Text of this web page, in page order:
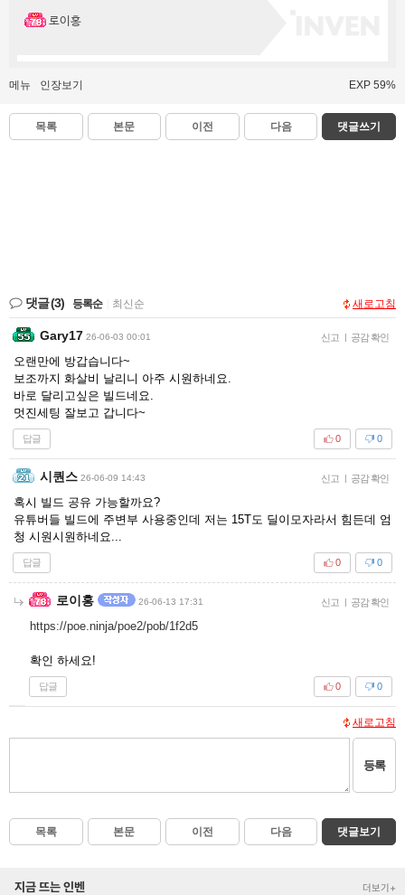
로이홍
메뉴 인장보기 EXP 59%
목록 본문 이전 다음 댓글쓰기
댓글(3) 등록순 최신순 새로고침
Gary17 26-06-03 00:01 신고 | 공감 확인
오랜만에 방갑습니다~
보조까지 화살비 날리니 아주 시원하네요.
바로 달리고싶은 빌드네요.
멋진세팅 잘보고 갑니다~
답글 0
0
시퀀스 26-06-09 14:43 신고 | 공감 확인
혹시 빌드 공유 가능할까요?
유튜버들 빌드에 주변부 사용중인데 저는 15T도 딜이모자라서 힘든데 엄
청 시원시원하네요...
답글 0
0
로이홍 26-06-13 17:31 신고 | 공감 확인
https://poe.ninja/poe2/pob/1f2d5
확인 하세요!
답글 0
0
새로고침
등록
목록 본문 이전 다음 댓글보기
지금 뜨는 인벤 더보기+